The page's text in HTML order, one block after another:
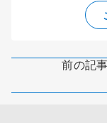
前の記事